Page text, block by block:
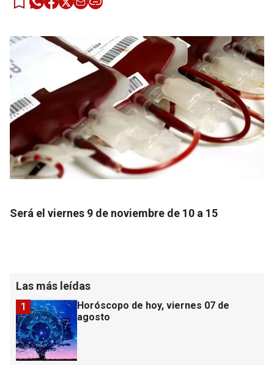
Será el viernes 9 de noviembre de 10 a 15
Las más leídas
Horóscopo de hoy, viernes 07 de
agosto
1